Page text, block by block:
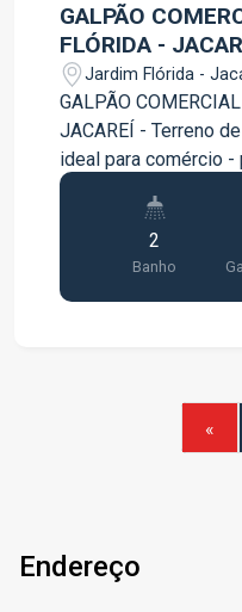
GALPÃO
FLÓRIDA -
Jardim Flórida -
GALPÃO
JACAREÍ - Terreno de esquina - topografia plana -
ideal para comércio -
2
Banho
«
Endereço